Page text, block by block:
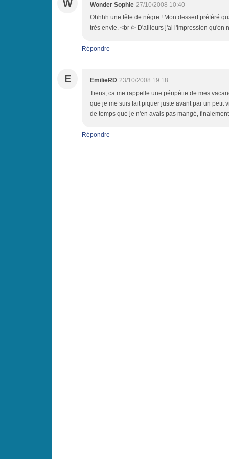
W Wonder Sophie 27/10/2008 10:40
Ohhhh une tête de nègre ! Mon dessert préféré
très envie. <br /> D'ailleurs j'ai l'impression qu'on
Répondre
E EmilieRD 23/10/2008 19:18
Tiens, ca me rappelle une péripétie de mes
que je me suis fait piquer juste avant par un petit
de temps que je n'en avais pas mangé,
Répondre